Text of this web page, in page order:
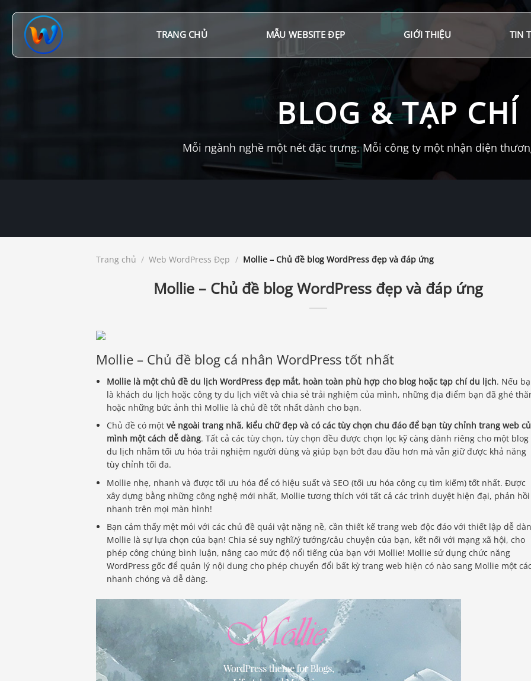
đến
TRANG CHỦ MẪU WEBSITE ĐẸP GIỚI THIỆU TIN
BLOG & TẠP CHÍ
Mỗi ngành nghề một nét đặc trưng. Mỗi công ty một nhận diện
Trang chủ / Web WordPress Đẹp / Mollie – Chủ đề blog WordPress đẹp và đáp ứng
Mollie – Chủ đề blog WordPress đẹp và đáp ứng
Mollie – Chủ đề blog cá nhân WordPress tốt nhất
Mollie là một chủ đề du lịch WordPress đẹp mắt, hoàn toàn phù hợp cho blog hoặc tạp chí du lịch. Nếu
là khách du lịch hoặc công ty du lịch viết và chia sẻ trải nghiệm của mình, những địa điểm bạn đã ghé
hoặc những bức ảnh thì Mollie là chủ đề tốt nhất dành cho bạn.
Chủ đề có mộtvẻ ngoài trang nhã, kiểu chữ đẹp và có các tùy chọn chu đáo để bạn tùy chỉnh trang web
mình một cách dễ dàng. Tất cả các tùy chọn, tùy chọn đều được chọn lọc kỹ càng dành riêng cho một blog
du lịch nhằm tối ưu hóa trải nghiệm người dùng và giúp bạn bớt đau đầu hơn mà vẫn giữ được khả năng
tùy chỉnh tối đa.
Mollie nhẹ, nhanh và được tối ưu hóa để có hiệu suất và SEO (tối ưu hóa công cụ tìm kiếm) tốt nhất. Được
xây dựng bằng những công nghệ mới nhất, Mollie tương thích với tất cả các trình duyệt hiện đại, phản hồi
nhanh trên mọi màn hình!
Bạn cảm thấy mệt mỏi với các chủ đề quái vật nặng nề, cần thiết kế trang web độc đáo với thiết lập dễ
Mollie là sự lựa chọn của bạn! Chia sẻ suy nghĩ/ý tưởng/câu chuyện của bạn, kết nối với mạng xã hội, cho
phép công chúng bình luận, nâng cao mức độ nổi tiếng của bạn với Mollie! Mollie sử dụng chức năng
WordPress gốc để quản lý nội dung cho phép chuyển đổi bất kỳ trang web hiện có nào sang Mollie một
nhanh chóng và dễ dàng.